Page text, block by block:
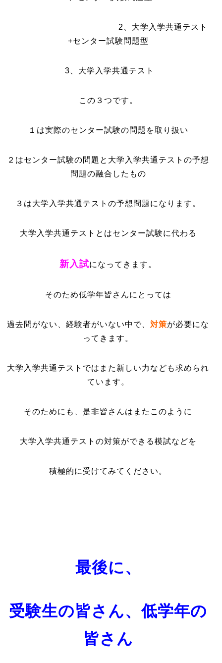
2、大学入学共通テスト
+センター試験問題型
3、大学入学共通テスト
この３つです。
１は実際のセンター試験の問題を取り扱い
２はセンター試験の問題と大学入学共通テストの予想
問題の融合したもの
３は大学入学共通テストの予想問題になります。
大学入学共通テストとはセンター試験に代わる
新入試になってきます。
そのため低学年皆さんにとっては
過去問がない、経験者がいない中で、対策が必要にな
ってきます。
大学入学共通テストではまた新しい力なども求められ
ています。
そのためにも、是非皆さんはまたこのように
大学入学共通テストの対策ができる模試などを
積極的に受けてみてください。
最後に、
受験生の皆さん、低学年の
皆さん